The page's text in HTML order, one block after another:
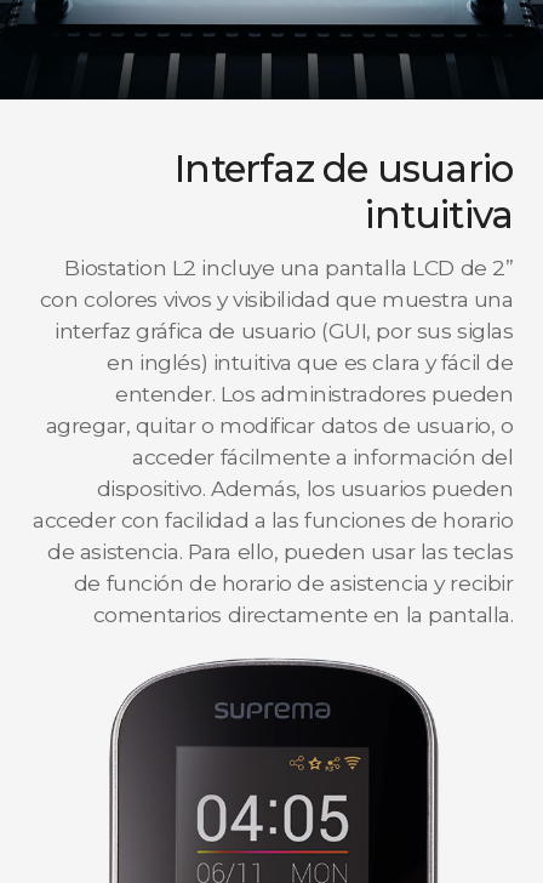
Interfaz de usuario
intuitiva
Biostation L2 incluye una pantalla LCD de 2”
con colores vivos y visibilidad que muestra una
interfaz gráfica de usuario (GUI, por sus siglas
en inglés) intuitiva que es clara y fácil de
entender. Los administradores pueden
agregar, quitar o modificar datos de usuario, o
acceder fácilmente a información del
dispositivo. Además, los usuarios pueden
acceder con facilidad a las funciones de horario
de asistencia. Para ello, pueden usar las teclas
de función de horario de asistencia y recibir
comentarios directamente en la pantalla.